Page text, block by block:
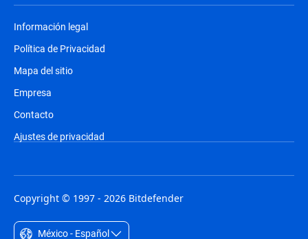
Información legal
Política de Privacidad
Mapa del sitio
Empresa
Contacto
Ajustes de privacidad
Copyright © 1997 - 2026 Bitdefender
México - Español